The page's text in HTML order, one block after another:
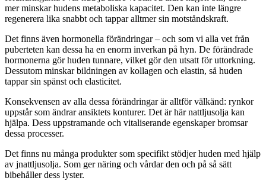
mer minskar hudens metaboliska kapacitet. Den kan inte längre
regenerera lika snabbt och tappar alltmer sin motståndskraft.
Det finns även hormonella förändringar – och som vi alla vet från
puberteten kan dessa ha en enorm inverkan på hyn. De förändrade
hormonerna gör huden tunnare, vilket gör den utsatt för uttorkning.
Dessutom minskar bildningen av kollagen och elastin, så huden
tappar sin spänst och elasticitet.
Konsekvensen av alla dessa förändringar är alltför välkänd: rynkor
uppstår som ändrar ansiktets konturer. Det är här nattljusolja kan
hjälpa. Dess uppstramande och vitaliserande egenskaper bromsar
dessa processer.
Det finns nu många produkter som specifikt stödjer huden med hjälp
av jnattljusolja. Som ger näring och vårdar den och på så sätt
bibehåller dess lyster.